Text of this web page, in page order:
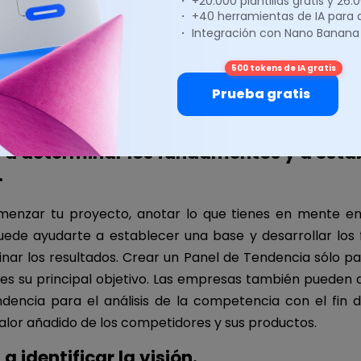
Tendencia(comúnmente conocido como
y efectiva de comunicar tus ideas,
través de imágenes y textos. Estas son las 5 razones
a determinar los fundamentos y a
tu proyecto, anotar lo que tienes en mente
ayudarte a establecer una base y desarrollar los
los resultados. Crear un Panel de Tendencia sólo
su principal objetivo. Las empresas también pueden
para el análisis de la competencia con el fin
añadido de los competidores y sus productos.
・ +40 herramientas de IA
・ Integración con Nano Banana
500 tokens de IA gratis
Prueba gratis